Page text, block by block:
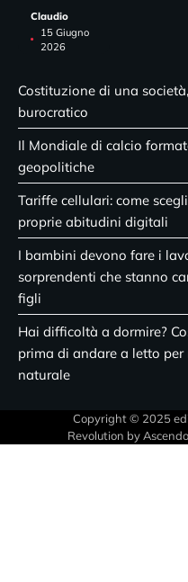
Claudio
15 Giugno
2026
Costituzione di una
burocratico
Il Mondiale di calcio
geopolitiche
Tariffe cellulari: come
proprie abitudini digitali
I bambini devono fare i
sorprendenti che stanno
figli
Hai difficoltà a dormire?
prima di andare a letto
naturale
Copyright © 2025
Revolution by